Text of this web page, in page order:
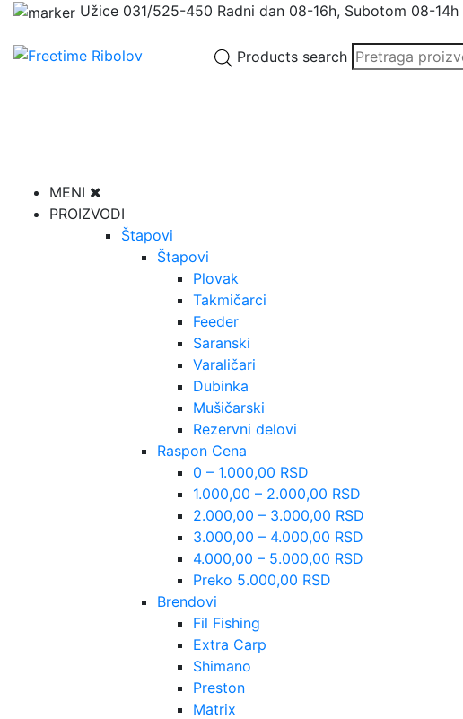
Užice 031/525-450 Radni dan 08-16h, Subotom 08-14h
Products search
MENI
PROIZVODI
Štapovi
Štapovi
Plovak
Takmičarci
Feeder
Saranski
Varaličari
Dubinka
Mušičarski
Rezervni delovi
Raspon Cena
0 – 1.000,00 RSD
1.000,00 – 2.000,00 RSD
2.000,00 – 3.000,00 RSD
3.000,00 – 4.000,00 RSD
4.000,00 – 5.000,00 RSD
Preko 5.000,00 RSD
Brendovi
Fil Fishing
Extra Carp
Shimano
Preston
Matrix